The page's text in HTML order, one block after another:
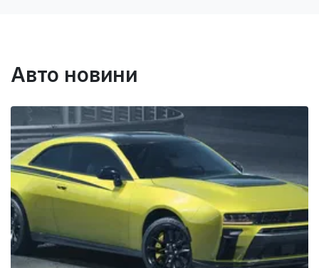
Авто новини